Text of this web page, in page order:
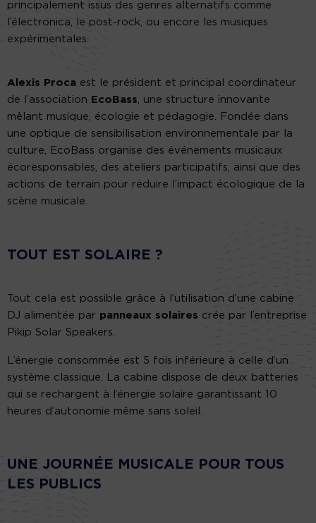
principalement issus des genres alternatifs comme
l’électronica, le post-rock, ou encore les musiques
expérimentales.
Alexis Proca est le président et principal coordinateur
de l’association EcoBass, une structure innovante
mêlant musique, écologie et pédagogie. Fondée dans
une optique de sensibilisation environnementale par la
culture, EcoBass organise des événements musicaux
écoresponsables, des ateliers participatifs, ainsi que des
actions de terrain pour réduire l’impact écologique de la
scène musicale.
TOUT EST SOLAIRE ?
Tout cela est possible grâce à l’utilisation d’une cabine
DJ alimentée par panneaux solaires crée par l’entreprise
Pikip Solar Speakers.
L’énergie consommée est 5 fois inférieure à celle d’un
système classique. La cabine dispose de deux batteries
qui se rechargent à l’énergie solaire garantissant 10
heures d’autonomie même sans soleil.
UNE JOURNÉE MUSICALE POUR TOUS
LES PUBLICS